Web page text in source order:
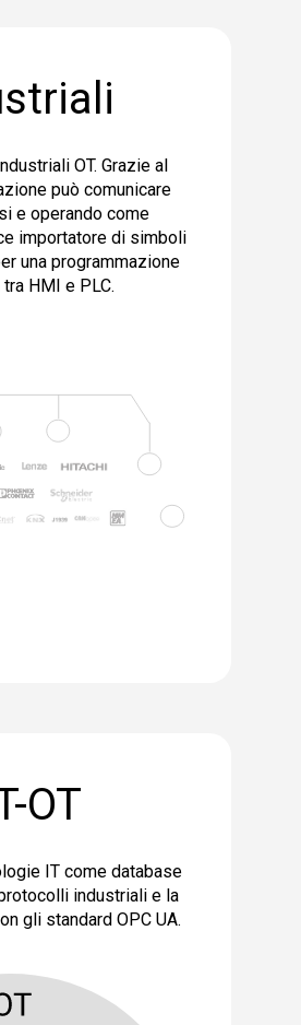
OT. Grazie al
può comunicare
e operando come
importatore di simboli
una programmazione
HMI e PLC.
OT
IT come database
industriali e la
gli standard OPC UA.